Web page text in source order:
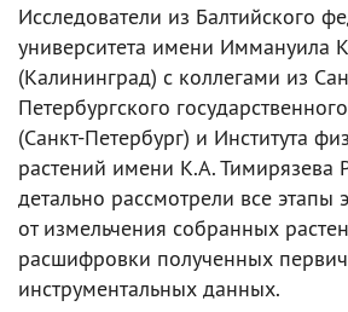
Исследователи из Балтийского
университета имени Иммануила
(Калининград) с коллегами из
Петербургского
(Санкт-Петербург) и Института
растений имени К.А. Тимирязева
детально рассмотрели все этапы
от измельчения собранных
расшифровки полученных
инструментальных данных.